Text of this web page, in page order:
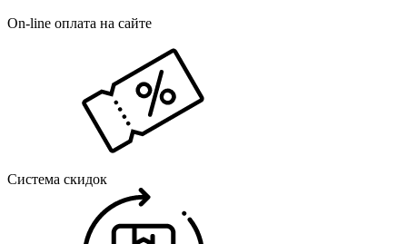
On-line оплата на сайте
Система скидок